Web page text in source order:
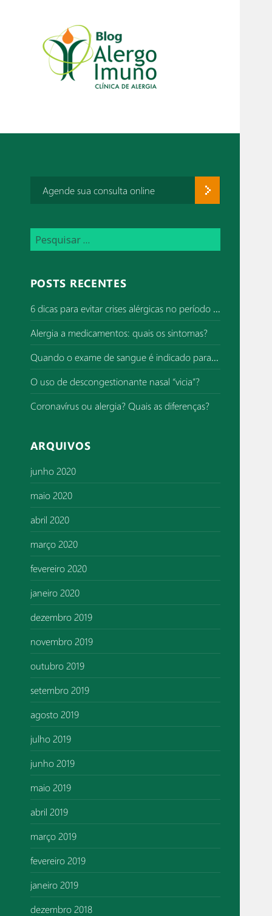
Agende sua consulta online
e
q
i
s
a
r
p
o
r
:
POSTS RECENTES
6 dicas para evitar crises alérgicas no período de superlotação de hospitais
Alergia a medicamentos: quais os sintomas?
Quando o exame de sangue é indicado para investigar alergia?
O uso de descongestionante nasal “vicia”?
Coronavírus ou alergia? Quais as diferenças?
ARQUIVOS
junho 2020
maio 2020
abril 2020
março 2020
fevereiro 2020
janeiro 2020
dezembro 2019
novembro 2019
outubro 2019
setembro 2019
agosto 2019
julho 2019
junho 2019
maio 2019
abril 2019
março 2019
fevereiro 2019
janeiro 2019
dezembro 2018